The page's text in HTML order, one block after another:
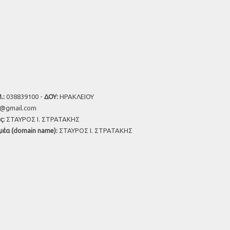
038839100 - ΔΟΥ: ΗΡΑΚΛΕΙΟΥ
ΣΤΑΥΡΟΣ Ι. ΣΤΡΑΤΑΚΗΣ
(domain name): ΣΤΑΥΡΟΣ Ι. ΣΤΡΑΤΑΚΗΣ